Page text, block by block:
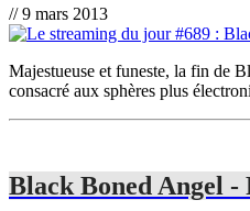
// 9 mars 2013
Majestueuse et funeste, la fin de
consacré aux sphères plus
Black Boned Angel